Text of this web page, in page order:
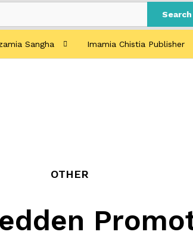
Search
Sangha Imamia Chistia Publisher
OTHER